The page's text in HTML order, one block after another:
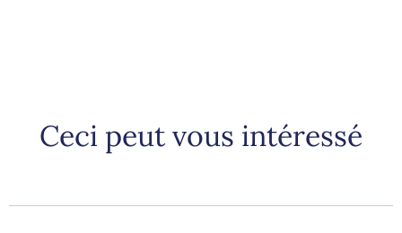
Ceci peut vous intéressé